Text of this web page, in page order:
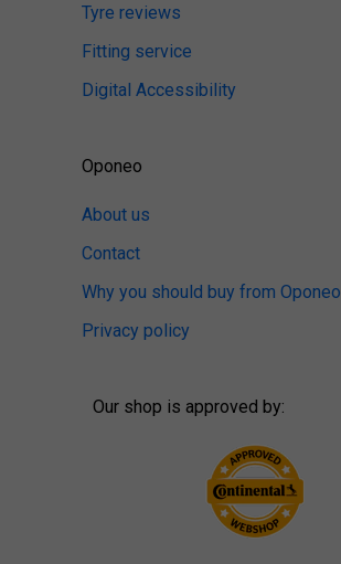
Tyre reviews
Fitting service
Digital Accessibility
Oponeo
About us
Contact
Why you should buy from Oponeo
Privacy policy
Our shop is approved by: